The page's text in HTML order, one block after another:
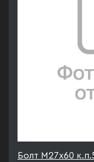
Болт М27х60